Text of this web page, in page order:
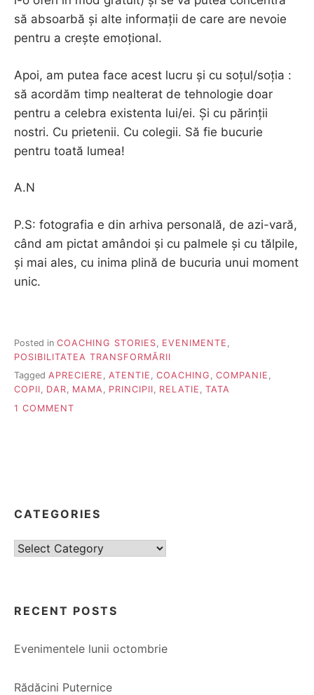
să absoarbă și alte informații de care are nevoie
pentru a crește emoțional.
Apoi, am putea face acest lucru și cu soțul/soția :
să acordăm timp nealterat de tehnologie doar
pentru a celebra existenta lui/ei. Și cu părinții
nostri. Cu prietenii. Cu colegii. Să fie bucurie
pentru toată lumea!
A.N
P.S: fotografia e din arhiva personală, de azi-vară,
când am pictat amândoi și cu palmele și cu tălpile,
și mai ales, cu inima plină de bucuria unui moment
unic.
Posted in COACHING STORIES EVENIMENTE
POSIBILITATEA TRANSFORMĂRII
Tagged APRECIERE , ATENTIE , COACHING , COMPANIE ,
COPII, DAR, MAMA, PRINCIPII, RELATIE , TATA
1 COMMENT
CATEGORIES
Categories
RECENT POSTS
Evenimentele lunii octombrie
Rădăcini Puternice